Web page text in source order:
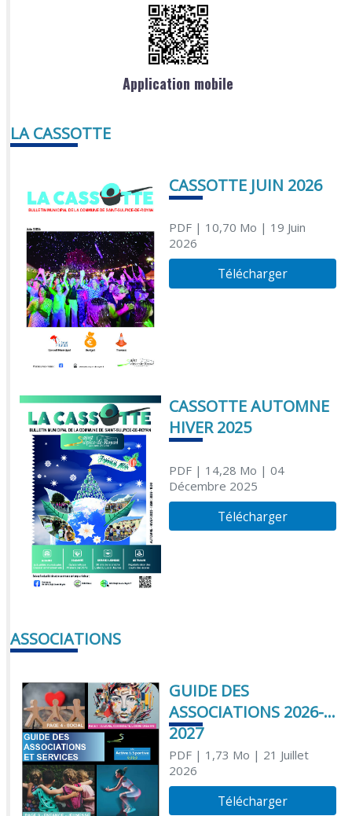
Application mobile
LA CASSOTTE
CASSOTTE JUIN 2026
PDF| 10,70 Mo | 19 Juin
2026
Télécharger
CASSOTTE AUTOMNE
HIVER 2025
PDF| 14,28 Mo | 04
Décembre 2025
Télécharger
ASSOCIATIONS
GUIDE DES
ASSOCIATIONS 2026-
2027
PDF| 1,73 Mo | 21 Juillet
2026
Télécharger